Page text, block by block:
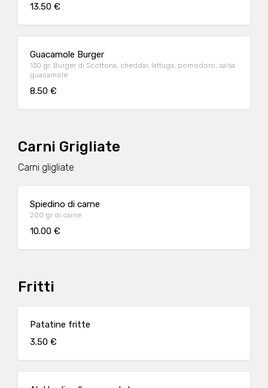
13.50 €
Guacamole Burger
130 gr. Burger di Scottona, cheddar, lattuga, pomodoro, salsa
guacamole
8.50 €
Carni Grigliate
Carni gligliate
Spiedino di carne
200 gr di carne
10.00 €
Fritti
Patatine fritte
3.50 €